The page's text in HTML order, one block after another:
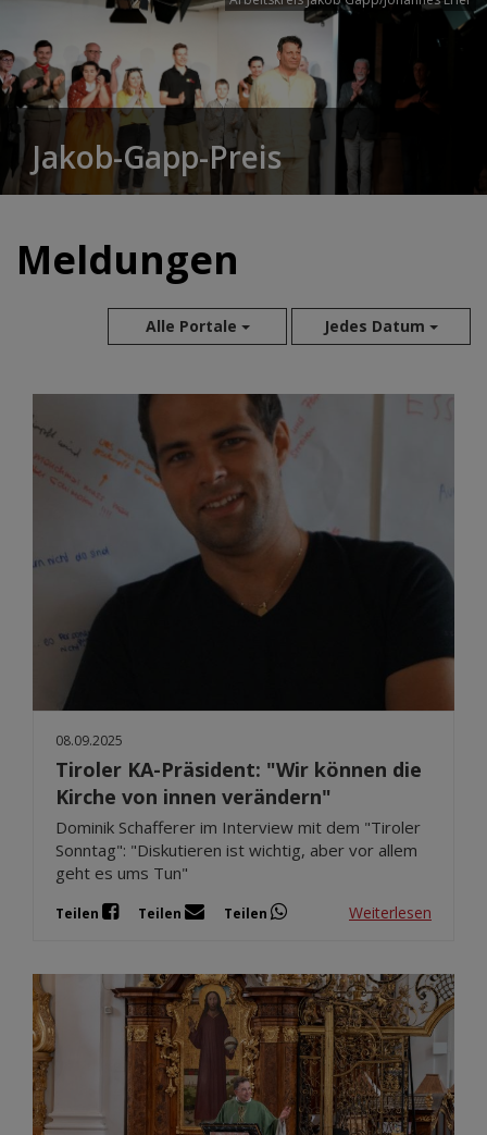
Jakob-Gapp-Preis
Meldungen
Alle Portale Jedes Datum
Aug 2026
Mär 2026
Sep 2025
08.09.2025
Tiroler KA-Präsident: "Wir können die
Kirche von innen verändern"
Dominik Schafferer im Interview mit dem "Tiroler
Sonntag": "Diskutieren ist wichtig, aber vor allem
geht es ums Tun"
Teilen Teilen Teilen Weiterlesen